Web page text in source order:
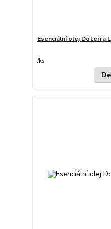
Esenciální olej Doterra
/ks